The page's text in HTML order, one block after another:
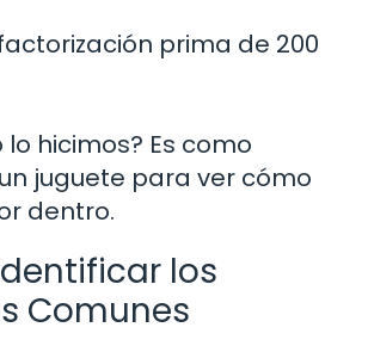
prima de 200
lo hicimos? Es como
juguete para ver cómo
dentro.
los
Comunes